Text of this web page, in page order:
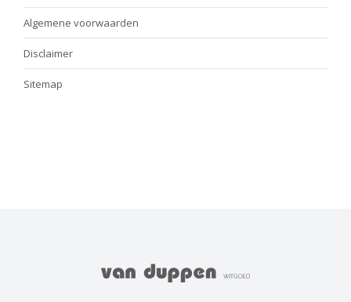
Algemene voorwaarden
Disclaimer
Sitemap